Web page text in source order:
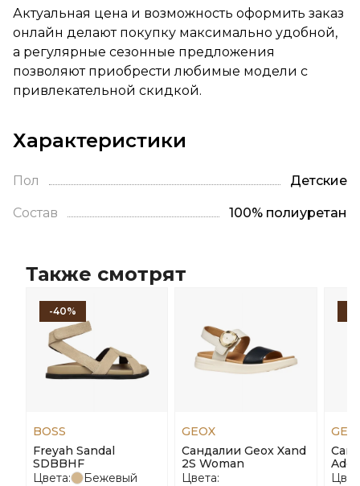
Актуальная цена и возможность оформить заказ
онлайн делают покупку максимально удобной,
а регулярные сезонные предложения
позволяют приобрести любимые модели с
привлекательной скидкой.
Характеристики
Пол Детские
Состав 100% полиуретан
Также смотрят
-40%
BOSS
Freyah Sandal
SDBBHF
Цвета:
Бежевый
GEOX
Сандалии Geox Xand
2S Woman
Цвета: